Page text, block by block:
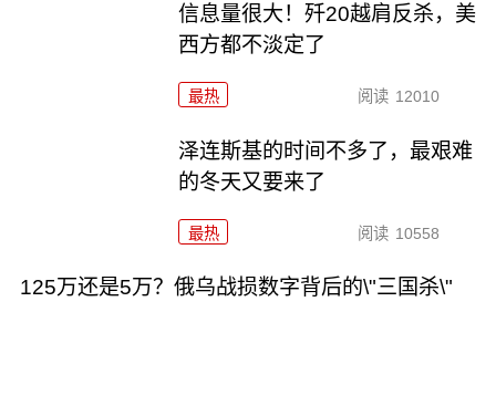
信息量很大！歼20越肩反杀，美
西方都不淡定了
最热 阅读 12010
泽连斯基的时间不多了，最艰难
的冬天又要来了
最热 阅读 10558
125万还是5万？俄乌战损数字背后的\"三国杀\"